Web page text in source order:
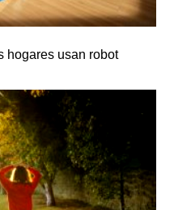
hogares usan robot